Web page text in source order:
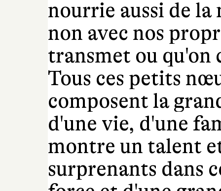
nourrie aussi de la
non avec nos
transmet ou
Tous ces petits
composent la
d'une vie, d'une
montre un talent
surprenants dans